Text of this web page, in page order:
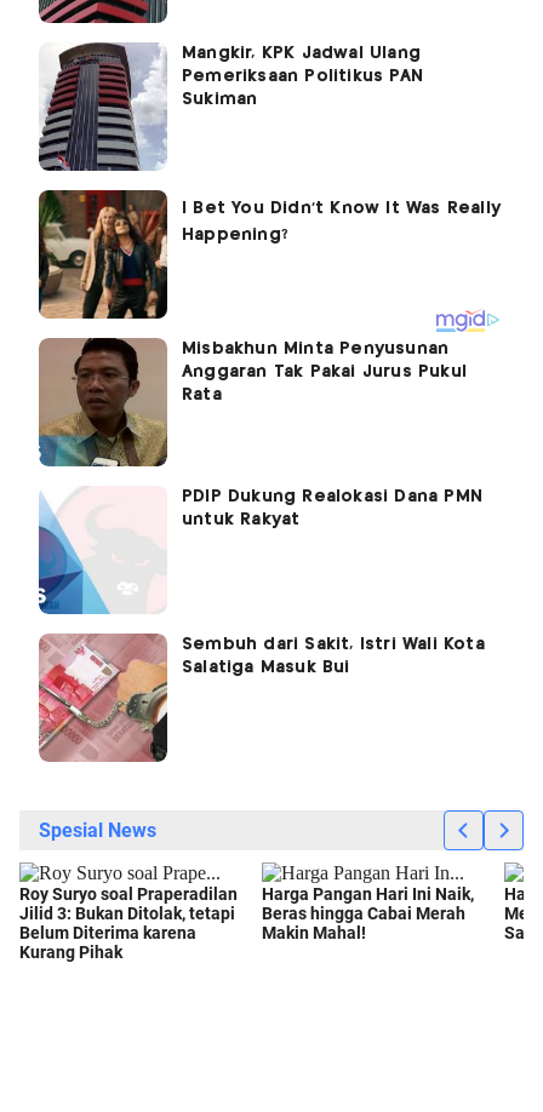
Mangkir, KPK Jadwal Ulang
Pemeriksaan Politikus PAN
Sukiman
Misbakhun Minta Penyusunan
Anggaran Tak Pakai Jurus Pukul
Rata
PDIP Dukung Realokasi Dana PMN
untuk Rakyat
Sembuh dari Sakit, Istri Wali Kota
Salatiga Masuk Bui